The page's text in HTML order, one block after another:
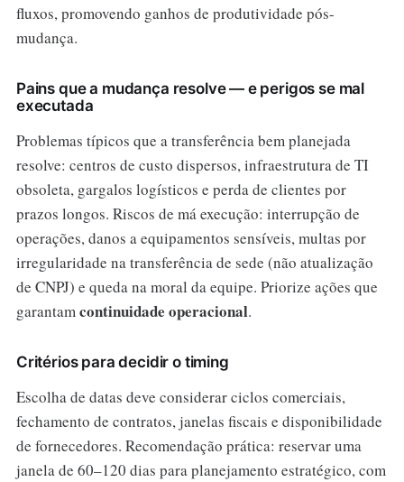
fluxos, promovendo ganhos de produtividade pós-
mudança.
Pains que a mudança resolve — e perigos se mal
executada
Problemas típicos que a transferência bem planejada
resolve: centros de custo dispersos, infraestrutura de TI
obsoleta, gargalos logísticos e perda de clientes por
prazos longos. Riscos de má execução: interrupção de
operações, danos a equipamentos sensíveis, multas por
irregularidade na transferência de sede (não atualização
de CNPJ) e queda na moral da equipe. Priorize ações que
garantam continuidade operacional.
Critérios para decidir o timing
Escolha de datas deve considerar ciclos comerciais,
fechamento de contratos, janelas fiscais e disponibilidade
de fornecedores. Recomendação prática: reservar uma
janela de 60–120 dias para planejamento estratégico, com